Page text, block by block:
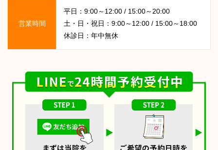
営業時間
平日：9:00～12:00 / 15:00～20:00
土・日・祝日：9:00～12:00 / 15:00～18:00
休診日：年中無休